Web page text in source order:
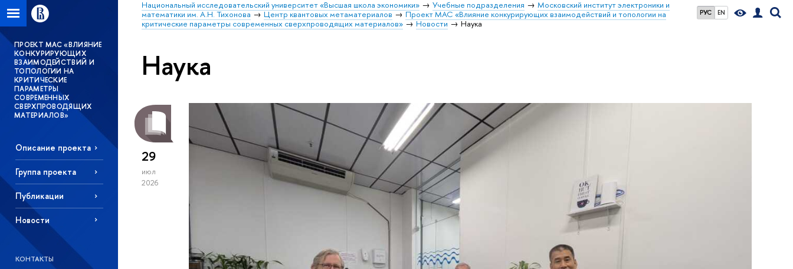
РУС EN
Национальный исследовательский университет «Высшая школа экономики» Учебные подразделения
Московский институт электроники и
математики им. А.Н. Тихонова
Центр квантовых метаматериалов
Проект МАС «Влияние конкурирующих взаимодействий и топологии на
критические параметры современных сверхпроводящих материалов»
Новости Наука
ПРОЕКТ МАС «ВЛИЯНИЕ
КОНКУРИРУЮЩИХ
ВЗАИМОДЕЙСТВИЙ И
ТОПОЛОГИИ НА
КРИТИЧЕСКИЕ
ПАРАМЕТРЫ
СОВРЕМЕННЫХ
СВЕРХПРОВОДЯЩИХ
МАТЕРИАЛОВ»
Описание проекта
Группа проекта
Публикации
Новости
КОНТАКТЫ
Наука
29
июл
2026